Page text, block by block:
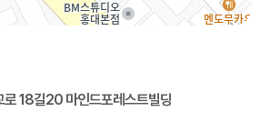
로 18길20 마인드포레스트빌딩